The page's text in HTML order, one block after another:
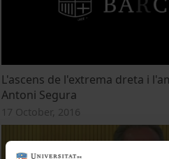
L'ascens de l'extrema dreta i
Antoni Segura
17 October, 2016